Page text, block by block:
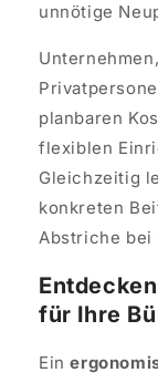
unnötige
planbaren
flexiblen
Gleichzeitig
konkreten
Abstriche bei
für Ihre
Ein